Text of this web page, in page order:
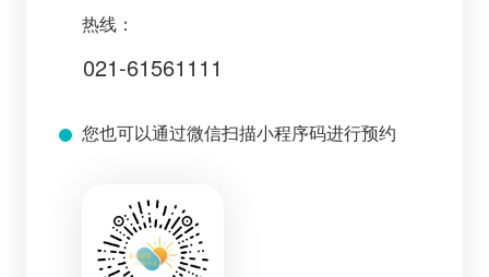
热线：
021-61561111
您也可以通过微信扫描小程序码进行预约